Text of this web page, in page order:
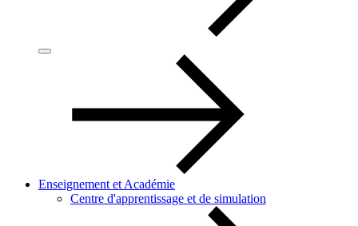
Enseignement et Académie
Centre d'apprentissage et de simulation